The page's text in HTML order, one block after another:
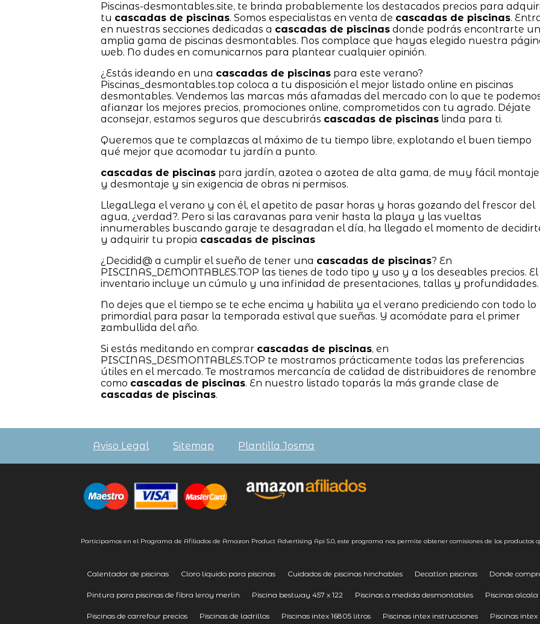
Piscinas-desmontables.site, te brinda probablemente los destacados precios para
tu cascadas de piscinas. Somos especialistas en venta de cascadas de piscinas.
en nuestras secciones dedicadas a cascadas de piscinasdonde podrás encontrarte
amplia gama de piscinas desmontables. Nos complace que hayas elegido nuestra
web. No dudes en comunicarnos para plantear cualquier opinión.
¿Estás ideando en una cascadas de piscinaspara este verano?
Piscinas_desmontables.top coloca a tu disposición el mejor listado online en piscinas
desmontables. Vendemos las marcas más afamadas del mercado con lo que te
afianzar los mejores precios, promociones online, comprometidos con tu agrado. Déjate
aconsejar, estamos seguros que descubrirás cascadas de piscinaslinda para ti.
Queremos que te complazcas al máximo de tu tiempo libre, explotando el buen tiempo
qué mejor que acomodar tu jardín a punto.
cascadas de piscinaspara jardín, azotea o azotea de alta gama, de muy fácil montaje
y desmontaje y sin exigencia de obras ni permisos.
LlegaLlega el verano y con él, el apetito de pasar horas y horas gozando del frescor del
agua, ¿verdad?. Pero si las caravanas para venir hasta la playa y las vueltas
innumerables buscando garaje te desagradan el día, ha llegado el momento de
y adquirir tu propia cascadas de piscinas
¿Decidid@ a cumplir el sueño de tener una cascadas de piscinas? En
PISCINAS_DEMONTABLES.TOP las tienes de todo tipo y uso y a los deseables precios. El
inventario incluye un cúmulo y una infinidad de presentaciones, tallas y profundidades.
No dejes que el tiempo se te eche encima y habilita ya el verano prediciendo con todo lo
primordial para pasar la temporada estival que sueñas. Y acomódate para el primer
zambullida del año.
Si estás meditando en comprar cascadas de piscinas, en
PISCINAS_DESMONTABLES.TOP te mostramos prácticamente todas las preferencias
útiles en el mercado. Te mostramos mercancía de calidad de distribuidores de renombre
como cascadas de piscinas. En nuestro listado toparás la más grande clase de
cascadas de piscinas.
Aviso Legal Sitemap Plantilla Josma
Participamos en el Programa de Afiliados de Amazon Product Advertising Api 5.0, este programa nos permite obtener comisiones de los productos
Calentador de piscinas Cloro liquido para piscinas Cuidados de piscinas hinchables Decatlon piscinas Donde
Pintura para piscinas de fibra leroy merlin Piscina bestway 457 x 122 Piscinas a medida desmontables Piscinas
Piscinas de carrefour precios Piscinas de ladrillos Piscinas intex 16805 litros Piscinas intex instrucciones Piscinas